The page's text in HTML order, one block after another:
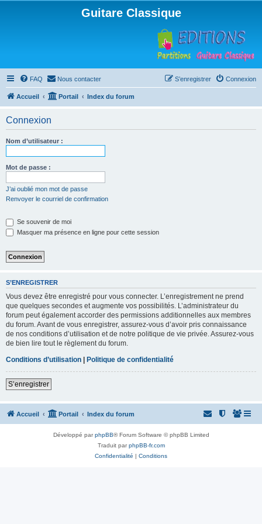
Guitare Classique
FAQ Nous contacter Connexion
S’enregistrer
Accueil Portail Index du forum
Connexion
Nom d’utilisateur :
Mot de passe :
J’ai oublié mon mot de passe
Renvoyer le courriel de confirmation
Se souvenir de moi
Masquer ma présence en ligne pour cette session
S’ENREGISTRER
Vous devez être enregistré pour vous connecter. L’enregistrement ne prend
que quelques secondes et augmente vos possibilités. L’administrateur du
forum peut également accorder des permissions additionnelles aux membres
du forum. Avant de vous enregistrer, assurez-vous d’avoir pris connaissance
de nos conditions d’utilisation et de notre politique de vie privée. Assurez-vous
de bien lire tout le règlement du forum.
Conditions d’utilisation | Politique de confidentialité
S’enregistrer
Accueil Portail Index du forum
Développé parphpBB® Forum Software © phpBB Limited
Traduit parphpBB-fr.com
Confidentialité | Conditions